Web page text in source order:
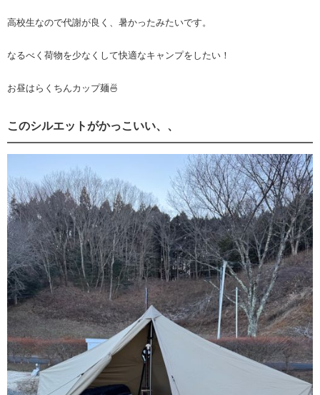
高校生なので代謝が良く、暑かったみたいです。
なるべく荷物を少なくして快適なキャンプをしたい！
お昼はらくちんカップ麺🍜
このシルエットがかっこいい、、